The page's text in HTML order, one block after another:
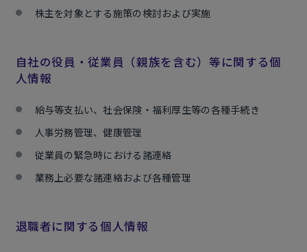
株主を対象とする施策の検討および実施
自社の役員・従業員（親族を含む）等に関する個
人情報
給与等支払い、社会保険・福利厚生等の各種手続き
人事労務管理、健康管理
従業員の緊急時における諸連絡
業務上必要な諸連絡および各種管理
退職者に関する個人情報